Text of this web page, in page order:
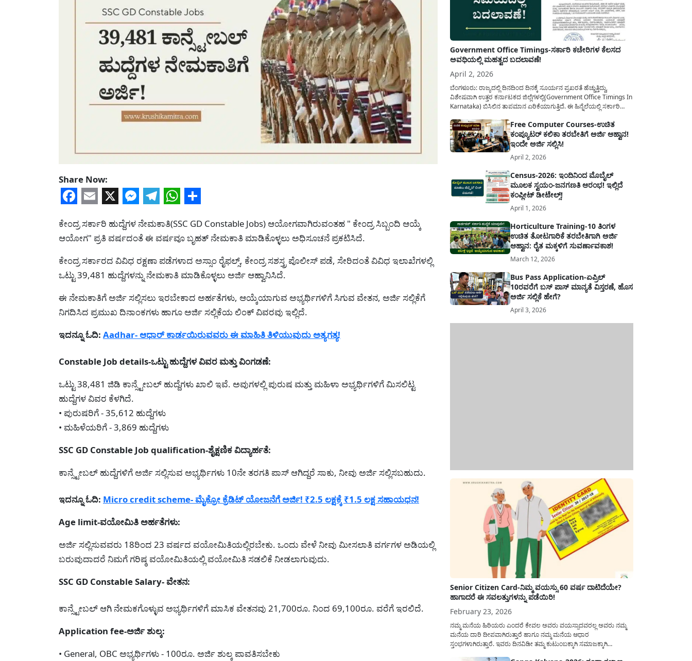
Share Now:
ಕೇಂದ್ರ ಸರ್ಕಾರಿ ಹುದ್ದೆಗಳ ನೇಮಕಾತಿ(SSC GD Constable Jobs) ಆಯೋಗವಾಗಿರುವಂತಹ " ಕೇಂದ್ರ ಸಿಬ್ಬಂದಿ ಆಯ್ಕೆ
ಆಯೋಗ" ಪ್ರತಿ ವರ್ಷದಂತೆ ಈ ವರ್ಷವೂ ಬೃಹತ್ ನೇಮಕಾತಿ ಮಾಡಿಕೊಳ್ಳಲು ಅಧಿಸೂಚನೆ ಪ್ರಕಟಿಸಿದೆ.
ಕೇಂದ್ರ ಸರ್ಕಾರದ ವಿವಿಧ ರಕ್ಷಣಾ ಪಡೆಗಳಾದ ಅಸ್ಸಾಂ ರೈಫಲ್ಸ್, ಕೇಂದ್ರ ಸಶಸ್ತ್ರ ಪೊಲೀಸ್ ಪಡೆ, ಸೇರಿದಂತೆ ವಿವಿಧ ಇಲಾಖೆಗಳಲ್ಲಿ
ಒಟ್ಟು 39,481 ಹುದ್ದೆಗಳನ್ನು ನೇಮಕಾತಿ ಮಾಡಿಕೊಳ್ಳಲು ಅರ್ಜಿ ಆಹ್ವಾನಿಸಿದೆ.
ಈ ನೇಮಕಾತಿಗೆ ಅರ್ಜಿ ಸಲ್ಲಿಸಲು ಇರಬೇಕಾದ ಅರ್ಹತೆಗಳು, ಆಯ್ಕೆಯಾಗುವ ಅಭ್ಯರ್ಥಿಗಳಿಗೆ ಸಿಗುವ ವೇತನ, ಅರ್ಜಿ ಸಲ್ಲಿಕೆಗೆ
ನಿಗದಿಸಿದ ಪ್ರಮುಖ ದಿನಾಂಕಗಳು ಹಾಗೂ ಅರ್ಜಿ ಸಲ್ಲಿಕೆಯ ಲಿಂಕ್ ವಿವರವು ಇಲ್ಲಿದೆ.
ಇದನ್ನೂ ಓದಿ: Aadhar- ಆಧಾರ್ ಕಾರ್ಡಯಿರುವವರು ಈ ಮಾಹಿತಿ ತಿಳಿಯುವುದು ಅತ್ಯಗತ್ಯ!
Constable Job details-ಒಟ್ಟು ಹುದ್ದೆಗಳ ವಿವರ ಮತ್ತು ವಿಂಗಡಣೆ:
ಒಟ್ಟು 38,481 ಜಿಡಿ ಕಾನ್ಸ್ಟೇಬಲ್ ಹುದ್ದೆಗಳು ಖಾಲಿ ಇವೆ. ಅವುಗಳಲ್ಲಿ ಪುರುಷ ಮತ್ತು ಮಹಿಳಾ ಅಭ್ಯರ್ಥಿಗಳಿಗೆ ಮಿಸಲಿಟ್ಟ
ಹುದ್ದೆಗಳ ವಿವರ ಕೆಳಗಿದೆ.
• ಪುರುಷರಿಗೆ - 35,612 ಹುದ್ದೆಗಳು
• ಮಹಿಳೆಯರಿಗೆ - 3,869 ಹುದ್ದೆಗಳು
SSC GD Constable Job qualification-ಶೈಕ್ಷಣಿಕ ವಿದ್ಯಾರ್ಹತೆ:
ಕಾನ್ಸ್ಟೇಬಲ್ ಹುದ್ದೆಗಳಿಗೆ ಅರ್ಜಿ ಸಲ್ಲಿಸುವ ಅಭ್ಯರ್ಥಿಗಳು 10ನೇ ತರಗತಿ ಪಾಸ್ ಆಗಿದ್ದರೆ ಸಾಕು, ನೀವು ಅರ್ಜಿ ಸಲ್ಲಿಸಬಹುದು.
ಇದನ್ನೂ ಓದಿ: Micro credit scheme- ಮೈಕ್ರೋ ಕ್ರೆಡಿಟ್ ಯೋಜನೆಗೆ ಅರ್ಜಿ! ₹2.5 ಲಕ್ಷಕ್ಕೆ ₹1.5 ಲಕ್ಷ ಸಹಾಯಧನ!
Age limit-ವಯೋಮಿತಿ ಅರ್ಹತೆಗಳು:
ಅರ್ಜಿ ಸಲ್ಲಿಸುವವರು 18ರಿಂದ 23 ವರ್ಷದ ವಯೋಮಿತಿಯಲ್ಲಿರಬೇಕು. ಒಂದು ವೇಳೆ ನೀವು ಮೀಸಲಾತಿ ವರ್ಗಗಳ ಅಡಿಯಲ್ಲಿ
ಬರುವುದಾದರೆ ನಿಮಗೆ ಗರಿಷ್ಠ ವಯೋಮಿತಿಯಲ್ಲಿ ವಯೋಮಿತಿ ಸಡಲಿಕೆ ನೀಡಲಾಗುವುದು.
SSC GD Constable Salary- ವೇತನ:
ಕಾನ್ಸ್ಟೇಬಲ್ ಆಗಿ ನೇಮಕಗೊಳ್ಳುವ ಅಭ್ಯರ್ಥಿಗಳಿಗೆ ಮಾಸಿಕ ವೇತನವು 21,700ರೂ. ನಿಂದ 69,100ರೂ. ವರೆಗೆ ಇರಲಿದೆ.
Application fee-ಅರ್ಜಿ ಶುಲ್ಕ:
• General, OBC ಅಭ್ಯರ್ಥಿಗಳು - 100ರೂ. ಅರ್ಜಿ ಶುಲ್ಕ ಪಾವತಿಸಬೇಕು
Government Office Timings-ಸರ್ಕಾರಿ ಕಚೇರಿಗಳ ಕೆಲಸದ
ಅವಧಿಯಲ್ಲಿ ಮಹತ್ವದ ಬದಲಾವಣೆ!
April 2, 2026
ಬೆಂಗಳೂರು: ರಾಜ್ಯದಲ್ಲಿ ದಿನದಿಂದ ದಿನಕ್ಕೆ ಸೂರ್ಯನ ಪ್ರಖರತೆ ಹೆಚ್ಚುತ್ತಿದ್ದು,
ವಿಶೇಷವಾಗಿ ಉತ್ತರ ಕರ್ನಾಟಕದ ಜಿಲ್ಲೆಗಳಲ್ಲಿ(Government Office Timings In
Karnataka) ಬಿಸಿಲಿನ ತಾಪಮಾನ ಏರಿಕೆಯಾಗುತ್ತಿದೆ. ಈ ಹಿನ್ನೆಲೆಯಲ್ಲಿ ಸರ್ಕಾರಿ
ಸರ್ಕಾರವು ಮಹತ್ವದ ನಿರ್ಧಾರವೊಂದನ್ನು ಕೈಗೊಂಡಿದೆ. ಕಿತ್ತೂರು ಕರ್ನಾಟಕ ಮತ್ತು
ಕಲ್ಯಾಣ ಕರ್ನಾಟಕದ ಒಟ್ಟು 9 ಜಿಲ್ಲೆಗಳಲ್ಲಿ ಏಪ್ರಿಲ್...
Free Computer Courses-ಉಚಿತ
ಕಂಪ್ಯೂಟರ್ ಕಲಿಕಾ ತರಬೇತಿಗೆ ಅರ್ಜಿ ಆಹ್ವಾನ!
ಇಂದೇ ಅರ್ಜಿ ಸಲ್ಲಿಸಿ!
April 2, 2026
Census-2026: ಇಂದಿನಿಂದ ಮೊಬೈಲ್
ಮೂಲಕ ಸ್ವಯಂ-ಜನಗಣತಿ ಆರಂಭ! ಇಲ್ಲಿದೆ
ಕಂಪ್ಲೀಟ್ ಡೀಟೇಲ್ಸ್!
April 1, 2026
Horticulture Training-10 ತಿಂಗಳ
ಉಚಿತ ತೋಟಗಾರಿಕೆ ತರಬೇತಿಗಾಗಿ ಅರ್ಜಿ
ಆಹ್ವಾನ: ರೈತ ಮಕ್ಕಳಿಗೆ ಸುವರ್ಣಾವಕಾಶ!
March 12, 2026
Bus Pass Application-ಏಪ್ರಿಲ್
10ರವರೆಗೆ ಬಸ್ ಪಾಸ್ ಮಾನ್ಯತೆ ವಿಸ್ತರಣೆ, ಹೊಸ
ಅರ್ಜಿ ಸಲ್ಲಿಕೆ ಹೇಗೆ?
April 3, 2026
Senior Citizen Card-ನಿಮ್ಮ ವಯಸ್ಸು 60 ವರ್ಷ ದಾಟಿದೆಯೇ?
ಹಾಗಾದರೆ ಈ ಸವಲತ್ತುಗಳನ್ನು ಪಡೆಯಿರಿ!
February 23, 2026
ನಮ್ಮ ಮನೆಯ ಹಿರಿಯರು ಎಂದರೆ ಕೇವಲ ಅವರು ವಯಸ್ಸಾದವರಲ್ಲ ಅವರು ನಮ್ಮ
ಮನೆಯ ದಾರಿ ದೀಪವಾಗಿರುತ್ತಾರೆ ಹಾಗೂ ನಮ್ಮ ಮನೆಯ ಆಧಾರ
ಸ್ತಂಭಗಳಾಗಿರುತ್ತಾರೆ. ಇವರು ದಿನವಿಡೀ ತಮ್ಮ ಕುಟುಂಬಕ್ಕಾಗಿ ಸಮಾಜಕ್ಕಾಗಿ